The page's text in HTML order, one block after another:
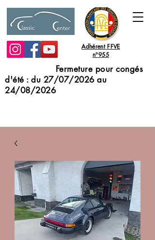
Adhérent FFVE
n°955
Fermeture pour congés
d'été : du 27/07/2026 au
24/08/2026